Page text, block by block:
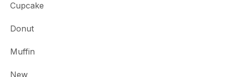
Cupcake
Donut
Muffin
New